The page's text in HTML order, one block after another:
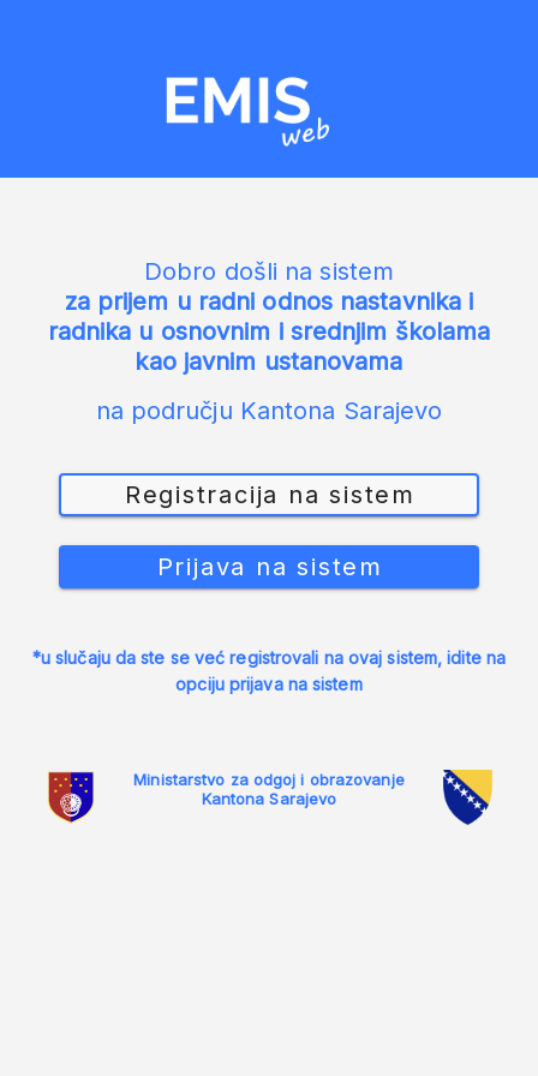
Dobro došli na sistem
za prijem u radni odnos nastavnika i
radnika u osnovnim i srednjim školama
kao javnim ustanovama
na području Kantona Sarajevo
Registracija na sistem
Prijava na sistem
*u slučaju da ste se već registrovali na ovaj sistem, idite na
opciju prijava na sistem
Ministarstvo za odgoj i obrazovanje
Kantona Sarajevo